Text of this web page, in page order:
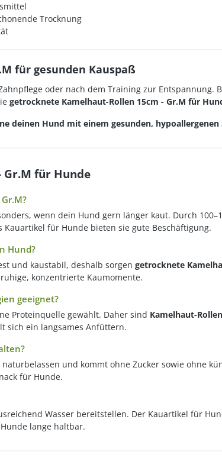
Trocknung
für gesunden Kauspaß
oder nach dem Training zur
getrocknete Kamelhaut-Rollen 15cm - Gr.M für
deinen Hund mit einem gesunden, hypoallergenen
Gr.M für Hunde
wenn dein Hund gern länger kaut. Durch
für Hunde bieten sie gute Beschäftigung.
Hund?
und kaustabil, deshalb sorgen getrocknete
konzentrierte Kaumomente.
geeignet?
Proteinquelle gewählt. Daher sind Kamelhaut-
sich ein langsames Anfüttern.
naturbelassen und kommt ohne Zucker sowie ohne
für Hunde.
Wasser bereitstellen. Der Kauartikel für
lange haltbar.